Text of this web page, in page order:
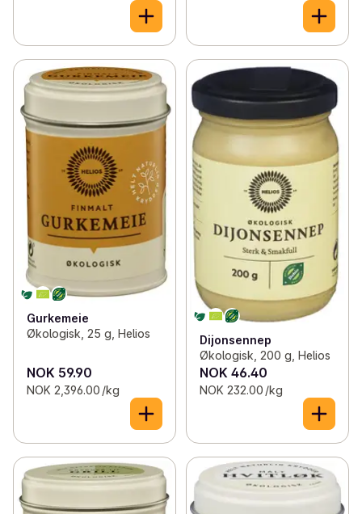
Gurkemeie
Økologisk, 25 g, Helios
NOK 59.90
NOK 2,396.00 /kg
Dijonsennep
Økologisk, 200 g, Helios
NOK 46.40
NOK 232.00 /kg